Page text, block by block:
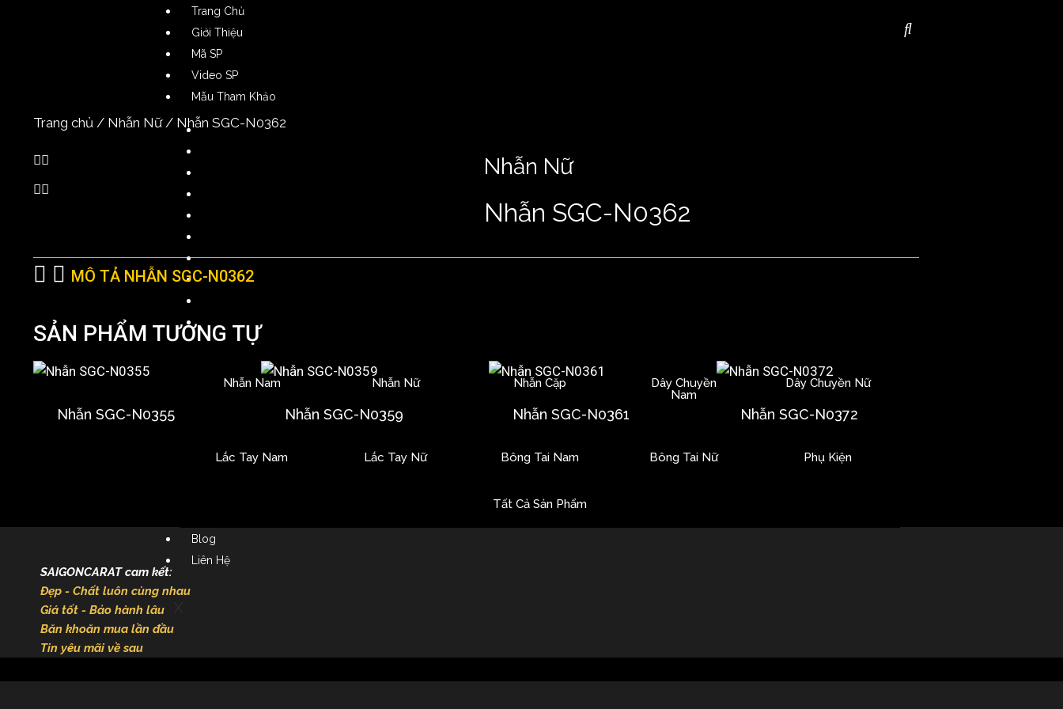
Trang Chủ
Giới Thiệu
Mã SP
Video SP
Mẫu Tham Khảo
Nhẫn Nam
Lắc Tay Nữ
Bông Tai Nam
Phụ Kiện
Nhẫn Nam Nhẫn Nữ Nhẫn Cặp
Dây Chuyền
Nam
Dây Chuyền Nữ
Lắc Tay Nam Lắc Tay Nữ Bông Tai Nam Bông Tai Nữ Phụ Kiện
Tất Cả Sản Phẩm
Blog
Liên Hệ
Trang chủ / Nhẫn Nữ/ Nhẫn SGC-N0362
Nhẫn Nữ
Nhẫn SGC-N0362
MÔ TẢ NHẪN SGC-N0362
SẢN PHẨM TƯƠNG TỰ
Nhẫn SGC-N0355 Nhẫn SGC-N0359 Nhẫn SGC-N0361 Nhẫn SGC-N0372
SAIGONCARAT cam kết:
Đẹp - Chất luôn cùng nhau
Giá tốt - Bảo hành lâu
Băn khoăn mua lần đầu
Tin yêu mãi về sau